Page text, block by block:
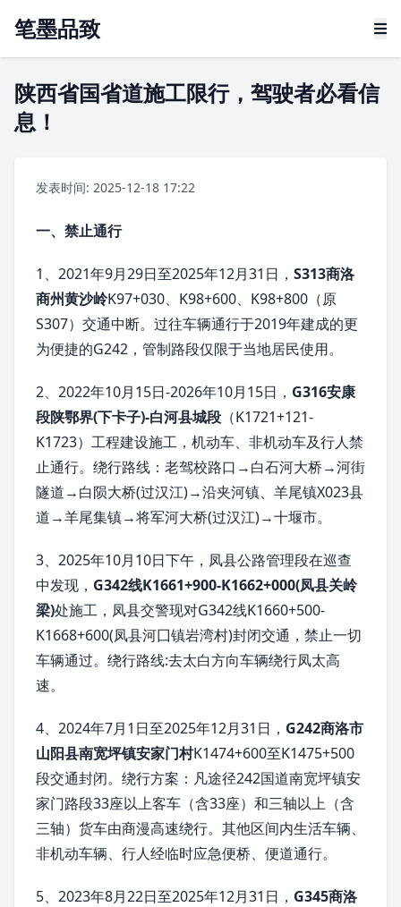
笔墨品致
陕西省国省道施工限行，驾驶者必看信
息！
发表时间: 2025-12-18 17:22
一、禁止通行
1、2021年9月29日至2025年12月31日， S313商洛
商州黄沙岭K97+030、K98+600、K98+800（原
S307）交通中断。过往车辆通行于2019年建成的更
为便捷的G242，管制路段仅限于当地居民使用。
2、2022年10月15日-2026年10月15日， G316安康
段陕鄂界(下卡子)-白河县城段 （K1721+121-
K1723）工程建设施工，机动车、非机动车及行人禁
止通行。绕行路线：老驾校路口→白石河大桥→河街
隧道→白陨大桥(过汉江)→沿夹河镇、羊尾镇X023县
道→羊尾集镇→将军河大桥(过汉江)→十堰市。
3、2025年10月10日下午，凤县公路管理段在巡查
中发现， G342线K1661+900-K1662+000(凤县关岭
梁)处施工，凤县交警现对G342线K1660+500-
K1668+600(凤县河囗镇岩湾村)封闭交通，禁止一切
车辆通过。绕行路线:去太白方向车辆绕行凤太高
速。
4、2024年7月1日至2025年12月31日， G242商洛市
山阳县南宽坪镇安家门村K1474+600至K1475+500
段交通封闭。绕行方案：凡途径242国道南宽坪镇安
家门路段33座以上客车（含33座）和三轴以上（含
三轴）货车由商漫高速绕行。其他区间内生活车辆、
非机动车辆、行人经临时应急便桥、便道通行。
5、2023年8月22日至2025年12月31日， G345商洛